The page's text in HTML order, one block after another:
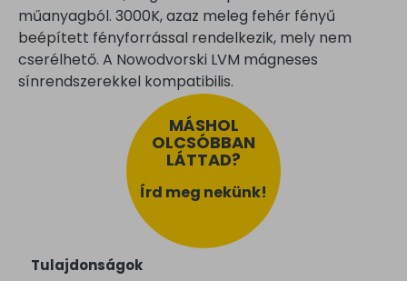
műanyagból. 3000K, azaz meleg fehér fényű
beépített fényforrással rendelkezik, mely nem
cserélhető. A Nowodvorski LVM mágneses
sínrendszerekkel kompatibilis.
MÁSHOL
OLCSÓBBAN
LÁTTAD?
Írd meg nekünk!
Tulajdonságok